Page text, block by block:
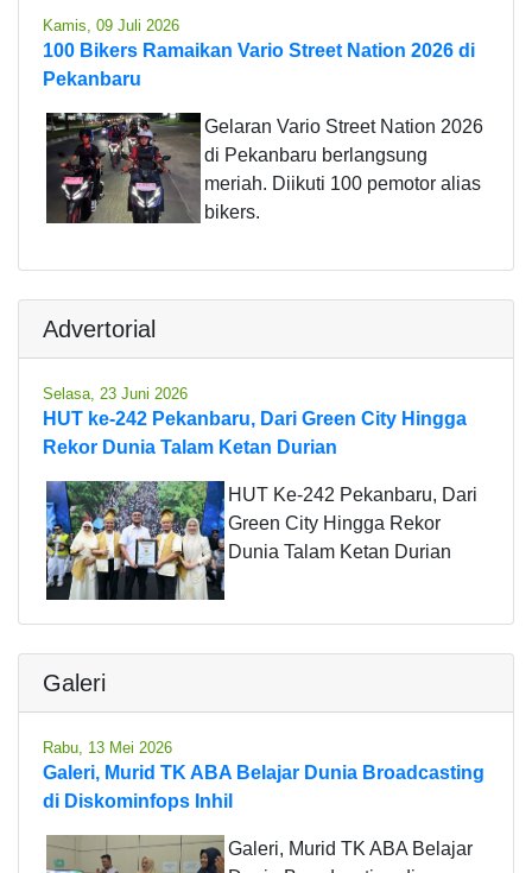
Kamis, 09 Juli 2026
100 Bikers Ramaikan Vario Street Nation 2026 di
Pekanbaru
Gelaran Vario Street Nation 2026
di Pekanbaru berlangsung
meriah. Diikuti 100 pemotor alias
bikers.
Advertorial
Selasa, 23 Juni 2026
HUT ke-242 Pekanbaru, Dari Green City Hingga
Rekor Dunia Talam Ketan Durian
HUT Ke-242 Pekanbaru, Dari
Green City Hingga Rekor
Dunia Talam Ketan Durian
Galeri
Rabu, 13 Mei 2026
Galeri, Murid TK ABA Belajar Dunia Broadcasting
di Diskominfops Inhil
Galeri, Murid TK ABA Belajar